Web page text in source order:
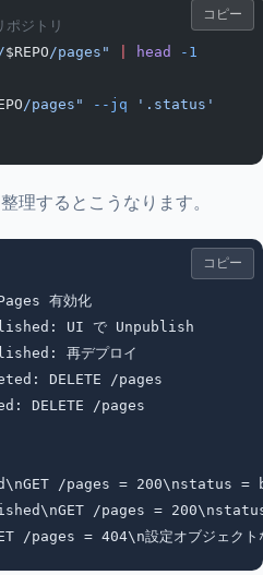
ジトリ
$REPO/pages" head
-1
/pages" --jq '.status'
コピー
理するとこうなります。
有効化
UI で Unpublish
再デプロイ
DELETE /pages
DELETE /pages
/pages = 200\nstatus =
/pages =
コピー